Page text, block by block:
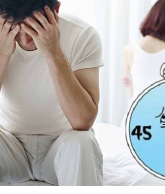
Tuấn tôi - Y diệu thuốc nam